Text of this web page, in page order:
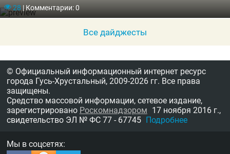
28 |Комментарии: 0
Все дайджесты
© Официальный информационный интернет ресурс
города Гусь-Хрустальный, 2009-2026 гг. Все права
защищены.
Средство массовой информации, сетевое издание,
зарегистрировано Роскомнадзором 17 ноября 2016 г.,
свидетельство ЭЛ № ФС 77 - 67745 Подробнее
Мы в соцсетях: